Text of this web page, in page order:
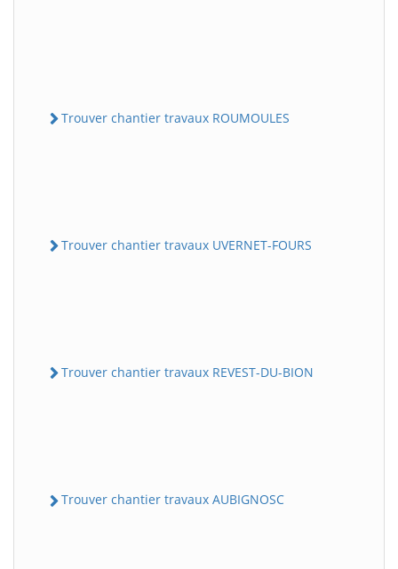
Trouver chantier travaux ROUMOULES
Trouver chantier travaux UVERNET-FOURS
Trouver chantier travaux REVEST-DU-BION
Trouver chantier travaux AUBIGNOSC